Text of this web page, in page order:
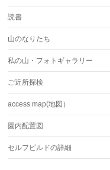
読書
山のなりたち
私の山・フォトギャラリー
ご近所探検
access map(地図）
園内配置図
セルフビルドの詳細